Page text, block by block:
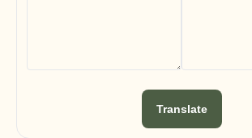
Translate